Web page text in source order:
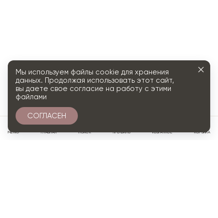
МЕНЮ ГЛАВНАЯ ПОИСК ПРОФИЛЬ ИЗБРАННОЕ КОРЗИНА
Мы используем файлы cookie для хранения
данных. Продолжая использовать этот сайт,
вы даете свое согласие на работу с этими
файлами
СОГЛАСЕН